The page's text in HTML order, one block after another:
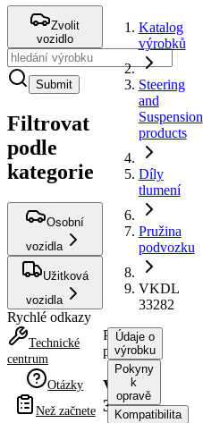
Zvolit
vozidlo
Submit
Filtrovat
podle
kategorie
Osobní
vozidla
Užitková
vozidla
Rychlé odkazy
Technické
centrum
Otázky
Než začnete
Katalog
výrobků
Steering
and
Suspension
products
Díly
tlumení
Pružina
podvozku
VKDL
33282
Pružina
podvozku
VKDL
33282
Údaje o
výrobku
Pokyny
k
opravě
Kompatibilita